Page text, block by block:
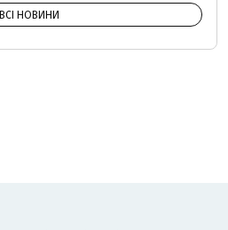
ВСІ НОВИНИ